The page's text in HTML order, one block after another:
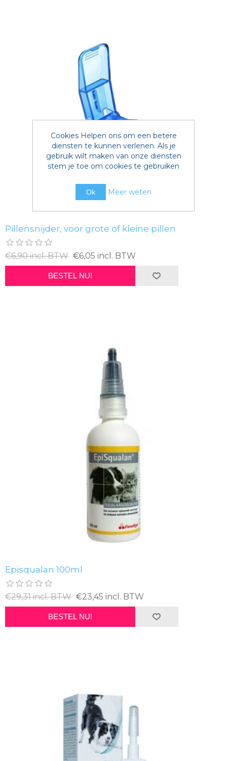
Pillensnijder, voor grote of kleine pillen
€6,90 incl. BTW €6,05 incl. BTW
BESTEL NU!
Episqualan 100ml
€29,31 incl. BTW €23,45 incl. BTW
BESTEL NU!
Cookies Helpen ons om een betere
diensten te kunnen verlenen. Als je
gebruik wilt maken van onze diensten
stem je toe om cookies te gebruiken
Ok Meer weten